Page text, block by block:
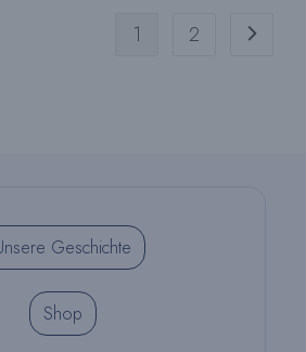
1 2 Gehen
Geschichte
Shop